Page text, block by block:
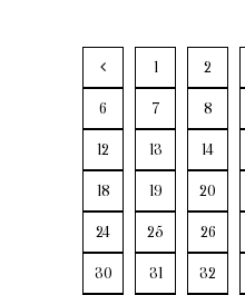
1 2
6 7 8
12 13 14
18 19 20
24 25 26
30 31 32